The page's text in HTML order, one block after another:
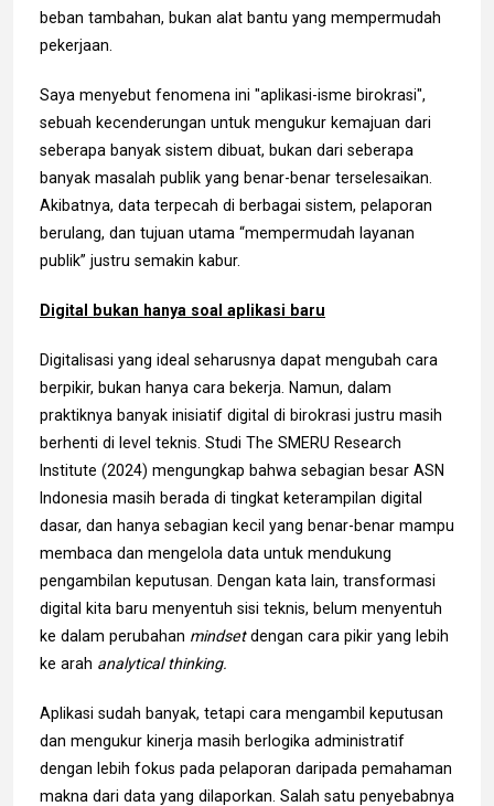
beban tambahan, bukan alat bantu yang mempermudah
pekerjaan.
Saya menyebut fenomena ini "aplikasi-isme birokrasi",
sebuah kecenderungan untuk mengukur kemajuan dari
seberapa banyak sistem dibuat, bukan dari seberapa
banyak masalah publik yang benar-benar terselesaikan.
Akibatnya, data terpecah di berbagai sistem, pelaporan
berulang, dan tujuan utama “mempermudah layanan
publik” justru semakin kabur.
Digital bukan hanya soal aplikasi baru
Digitalisasi yang ideal seharusnya dapat mengubah cara
berpikir, bukan hanya cara bekerja. Namun, dalam
praktiknya banyak inisiatif digital di birokrasi justru masih
berhenti di level teknis. Studi The SMERU Research
Institute (2024) mengungkap bahwa sebagian besar ASN
Indonesia masih berada di tingkat keterampilan digital
dasar, dan hanya sebagian kecil yang benar-benar mampu
membaca dan mengelola data untuk mendukung
pengambilan keputusan. Dengan kata lain, transformasi
digital kita baru menyentuh sisi teknis, belum menyentuh
ke dalam perubahan mindsetdengan cara pikir yang lebih
ke arah analytical thinking.
Aplikasi sudah banyak, tetapi cara mengambil keputusan
dan mengukur kinerja masih berlogika administratif
dengan lebih fokus pada pelaporan daripada pemahaman
makna dari data yang dilaporkan. Salah satu penyebabnya